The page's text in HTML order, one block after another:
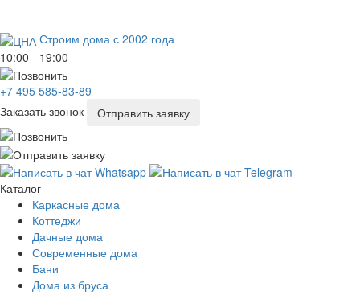
Строим дома с 2002 года
10:00 - 19:00
+7 495 585-83-89
Заказать звонок
Отправить заявку
Каталог
Каркасные дома
Коттеджи
Дачные дома
Современные дома
Бани
Дома из бруса